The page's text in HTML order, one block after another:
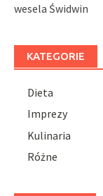
wesela Świdwin
KATEGORIE
Dieta
Imprezy
Kulinaria
Różne